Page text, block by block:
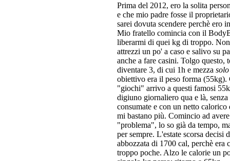
Prima del 2012, ero la solita
e che mio padre fosse il
sarei dovuta scendere perchè ero
Mio fratello comincia con il
liberarmi di quei kg di troppo.
attrezzi un po' a caso e salivo su
anche a fare casini. Tolgo
diventare 3, di cui 1h e mezza
obiettivo era il peso forma
"giochi" arrivo a questi famosi
digiuno giornaliero qua e là,
consumate e con un netto
mi bastano più. Comincio ad
"problema", lo so già da tempo,
per sempre. L'estate scorsa
abbozzata di 1700 cal, perchè era
troppo poche. Alzo le calorie un